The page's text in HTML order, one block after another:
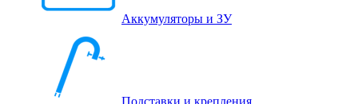
Аккумуляторы и ЗУ
Подставки и крепления